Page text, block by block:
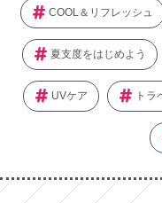
COOL＆リフレッシュ
夏支度をはじめよう
UVケア トラ